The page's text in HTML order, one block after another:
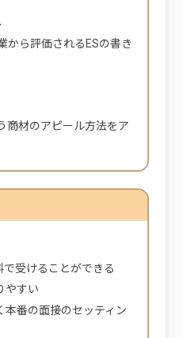
から評価されるESの書き
商材のアピール方法をア
受けることができる
やすい
本番の面接のセッティン